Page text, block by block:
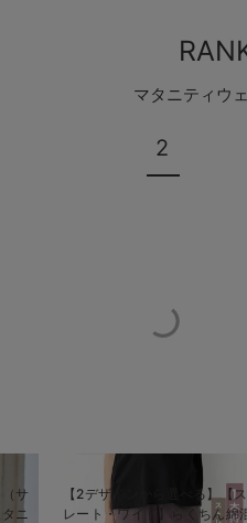
マタニティウ
サ
ニ
2
【2デザインから選べる】【ス
レート・ワイド】らくちん綿